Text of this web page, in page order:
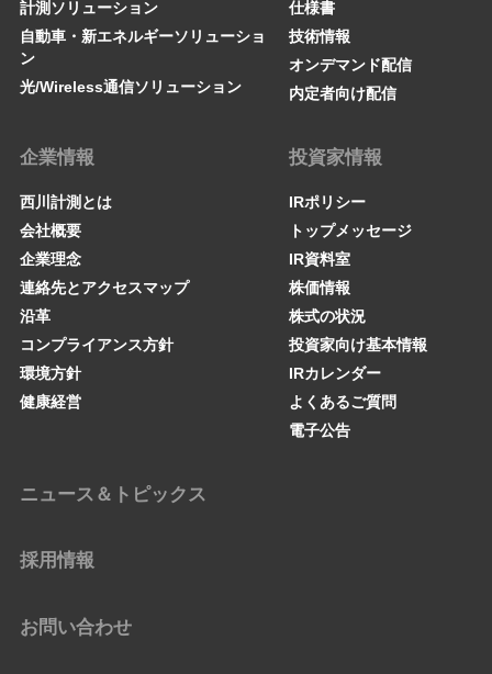
計測ソリューション
自動車・新エネルギーソリューショ
ン
光/Wireless通信ソリューション
仕様書
技術情報
オンデマンド配信
内定者向け配信
企業情報
西川計測とは
会社概要
企業理念
連絡先とアクセスマップ
沿革
コンプライアンス方針
環境方針
健康経営
投資家情報
IRポリシー
トップメッセージ
IR資料室
株価情報
株式の状況
投資家向け基本情報
IRカレンダー
よくあるご質問
電子公告
ニュース＆トピックス
採用情報
お問い合わせ